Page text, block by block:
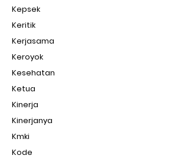
Kepsek
Keritik
Kerjasama
Keroyok
Kesehatan
Ketua
Kinerja
Kinerjanya
Kmki
Kode